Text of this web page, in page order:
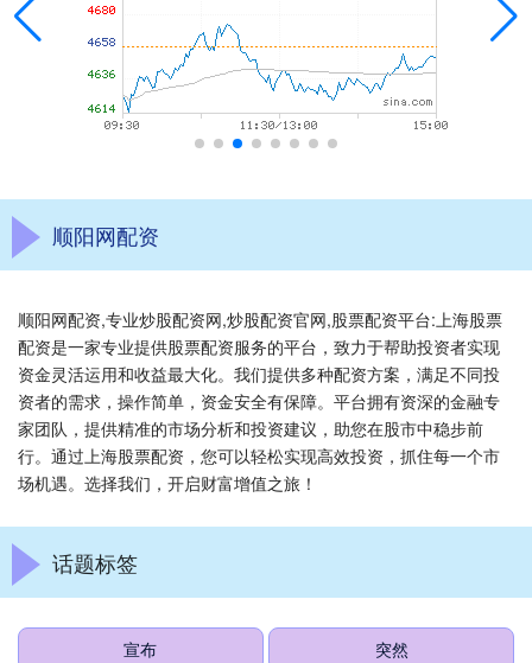
顺阳网配资
顺阳网配资,专业炒股配资网,炒股配资官网,股票配资平台:上海股票
配资是一家专业提供股票配资服务的平台，致力于帮助投资者实现
资金灵活运用和收益最大化。我们提供多种配资方案，满足不同投
资者的需求，操作简单，资金安全有保障。平台拥有资深的金融专
家团队，提供精准的市场分析和投资建议，助您在股市中稳步前
行。通过上海股票配资，您可以轻松实现高效投资，抓住每一个市
场机遇。选择我们，开启财富增值之旅！
话题标签
宣布 突然